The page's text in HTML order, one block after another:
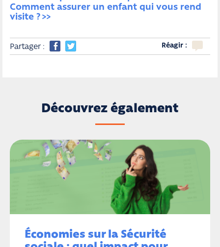
Comment assurer un enfant qui vous rend
visite ?
Partager : Réagir :
Découvrez également
Économies sur la Sécurité